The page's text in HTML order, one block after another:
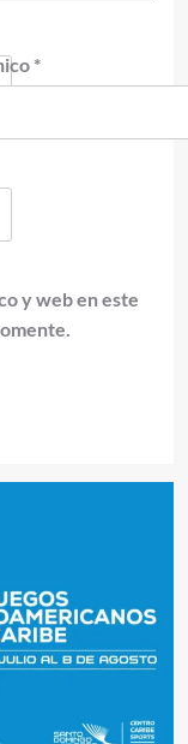
*
y web en este